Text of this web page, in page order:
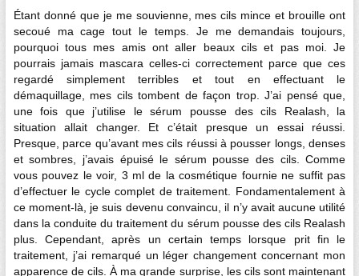
Étant donné que je me souvienne, mes cils mince et brouille ont
secoué ma cage tout le temps. Je me demandais toujours,
pourquoi tous mes amis ont aller beaux cils et pas moi. Je
pourrais jamais mascara celles-ci correctement parce que ces
regardé simplement terribles et tout en effectuant le
démaquillage, mes cils tombent de façon trop. J’ai pensé que,
une fois que j’utilise le sérum pousse des cils Realash, la
situation allait changer. Et c’était presque un essai réussi.
Presque, parce qu’avant mes cils réussi à pousser longs, denses
et sombres, j’avais épuisé le sérum pousse des cils. Comme
vous pouvez le voir, 3 ml de la cosmétique fournie ne suffit pas
d’effectuer le cycle complet de traitement. Fondamentalement à
ce moment-là, je suis devenu convaincu, il n’y avait aucune utilité
dans la conduite du traitement du sérum pousse des cils Realash
plus. Cependant, après un certain temps lorsque prit fin le
traitement, j’ai remarqué un léger changement concernant mon
apparence de cils. À ma grande surprise, les cils sont maintenant